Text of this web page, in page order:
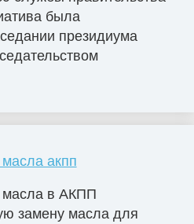
была
президиума
акпп
масла в АКПП
замену масла для